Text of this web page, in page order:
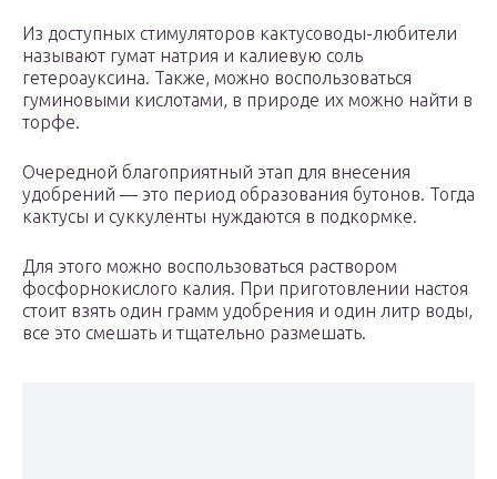
Из доступных стимуляторов кактусоводы-любители
называют гумат натрия и калиевую соль
гетероауксина. Также, можно воспользоваться
гуминовыми кислотами, в природе их можно найти в
торфе.
Очередной благоприятный этап для внесения
удобрений — это период образования бутонов. Тогда
кактусы и суккуленты нуждаются в подкормке.
Для этого можно воспользоваться раствором
фосфорнокислого калия. При приготовлении настоя
стоит взять один грамм удобрения и один литр воды,
все это смешать и тщательно размешать.